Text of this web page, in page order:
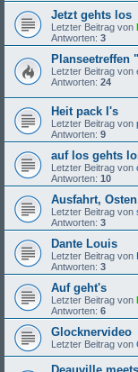
Jetzt gehts los
Letzter Beitrag von
Antworten: 3
Planseetreffen
Letzter Beitrag von
Antworten: 24
Heit pack I's
Letzter Beitrag von
Antworten: 9
auf los gehts
Letzter Beitrag von
Antworten: 10
Ausfahrt,
Letzter Beitrag von
Antworten: 3
Dante Louis
Letzter Beitrag von
Antworten: 3
Auf geht's
Letzter Beitrag von
Antworten: 6
Glocknervideo
Letzter Beitrag von